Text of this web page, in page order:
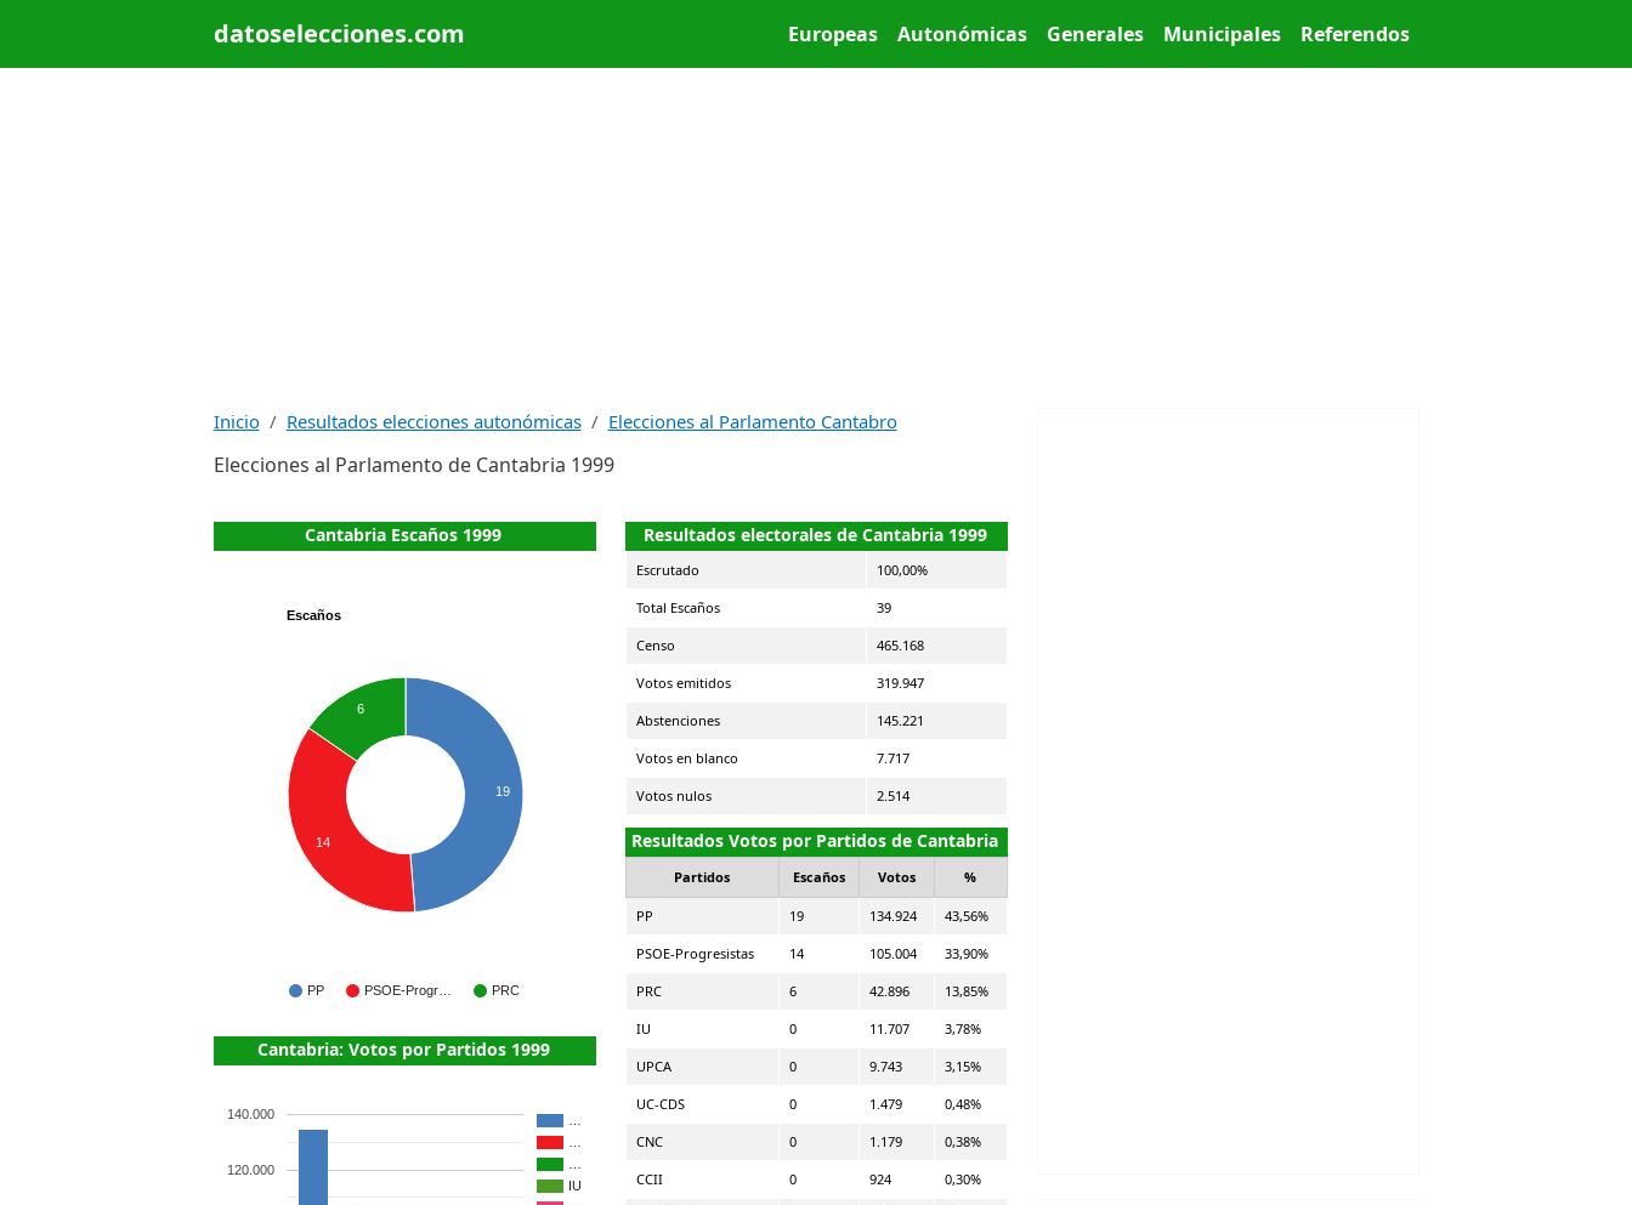
datoselecciones.com Main menu
Europeas Autonómicas Generales Municipales Referendos
Inicio Resultados elecciones autonómicas Elecciones al Parlamento Cantabro
Elecciones al Parlamento de Cantabria 1999
Cantabria Escaños 1999
Escaños
PP PSOE-Progr… PRC
19
6
14
Cantabria: Votos por Partidos 1999
IU
120.000
140.000
Resultados electorales de Cantabria 1999
Escrutado 100,00%
Total Escaños 39
Censo 465.168
Votos emitidos 319.947
Abstenciones 145.221
Votos en blanco 7.717
Votos nulos 2.514
Resultados Votos por Partidos de Cantabria
Partidos Escaños Votos %
PP 19 134.924 43,56%
PSOE-Progresistas 14 105.004 33,90%
PRC 6 42.896 13,85%
IU 0 11.707 3,78%
UPCA 0 9.743 3,15%
UC-CDS 0 1.479 0,48%
CNC 0 1.179 0,38%
CCII 0 924 0,30%